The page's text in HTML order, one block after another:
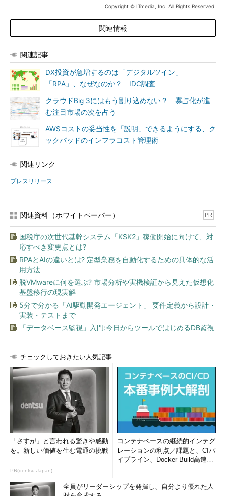
Copyright © ITmedia, Inc. All Rights Reserved.
関連情報
関連記事
DX投資が急増するのは「デジタルツイン」
「RPA」、なぜなのか？ IDC調査
クラウドBig 3にはもう割り込めない？ 寡占化が進
む注目市場の次を占う
AWSコストの妥当性を「説明」できるようにする、ク
ックパッドのインフラコスト管理術
関連リンク
プレスリリース
関連資料（ホワイトペーパー） PR
国税庁の次世代基幹システム「KSK2」稼働開始に向けて、対
応すべき変更点とは?
RPAとAIの違いとは? 定型業務を自動化するための具体的な活
用方法
脱VMwareに何を選ぶ? 市場分析や実機検証から見えた仮想化
基盤移行の現実解
5分で分かる「AI駆動開発エージェント」 要件定義から設計・
実装・テストまで
「データベース監視」入門:今日からツールではじめるDB監視
チェックしておきたい人気記事
「さすが」と言われる驚きや感動
を。新しい価値を生む電通の挑戦
PR(dentsu Japan)
コンテナベースの継続的インテグ
レーションの利点／課題と、CIパ
イプライン、Docker Build高速化
全員がリーダーシップを発揮し、自分より優れた人